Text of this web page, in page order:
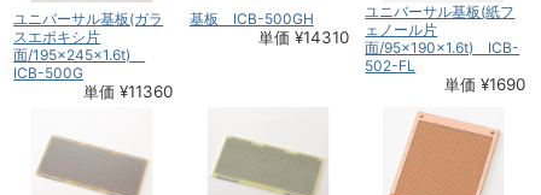
ユニバーサル基板(ガラ
スエポキシ片
面/195×245×1.6t)
ICB-500G
単価 ¥11360
基板 ICB-500GH
単価 ¥14310
ユニバーサル基板(紙フ
ェノール片
面/95×190×1.6t) ICB-
502-FL
単価 ¥1690